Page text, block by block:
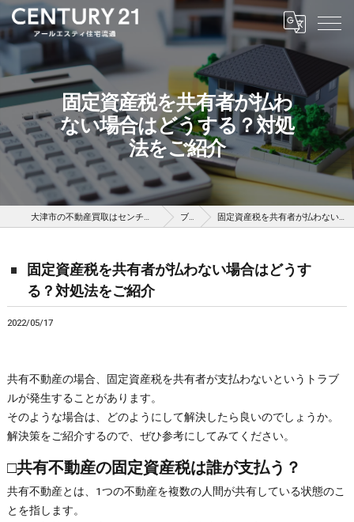
固定資産税を共有者が払わ
ない場合はどうする？対処
法をご紹介
大津市の不動産買取はセンチュリー21アールエスティ住宅流通 ブログ 固定資産税を共有者が払わない場合はどうする？対処法をご紹介
固定資産税を共有者が払わない場合はどうす
る？対処法をご紹介
2022/05/17
共有不動産の場合、固定資産税を共有者が支払わないというトラブ
ルが発生することがあります。
そのような場合は、どのようにして解決したら良いのでしょうか。
解決策をご紹介するので、ぜひ参考にしてみてください。
□共有不動産の固定資産税は誰が支払う？
共有不動産とは、1つの不動産を複数の人間が共有している状態のこ
とを指します。